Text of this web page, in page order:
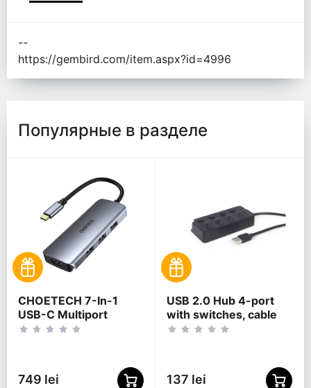
--
https://gembird.com/item.aspx?id=4996
Популярные в разделе
CHOETECH 7-In-1
USB-C Multiport
Adapter, HUB-M19
749 lei
USB 2.0 Hub 4-port
with switches, cable
80 cm, Gembird "UHB-
137 lei